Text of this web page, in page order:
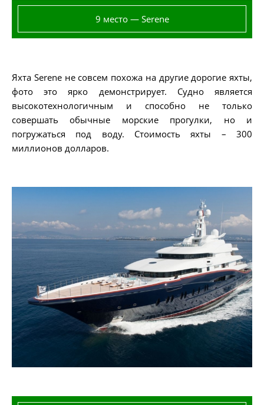
9 место — Serene
Яхта Serene не совсем похожа на другие дорогие яхты,
фото это ярко демонстрирует. Судно является
высокотехнологичным и способно не только
совершать обычные морские прогулки, но и
погружаться под воду. Стоимость яхты – 300
миллионов долларов.